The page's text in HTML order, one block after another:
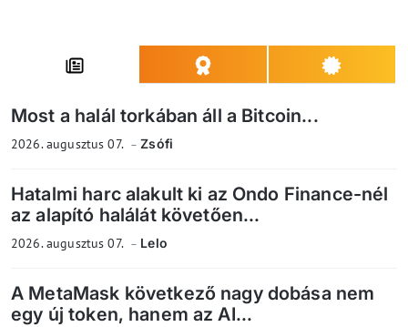
Most a halál torkában áll a Bitcoin...
2026. augusztus 07. Zsófi
Hatalmi harc alakult ki az Ondo Finance-nél
az alapító halálát követően...
2026. augusztus 07. Lelo
A MetaMask következő nagy dobása nem
egy új token, hanem az AI...